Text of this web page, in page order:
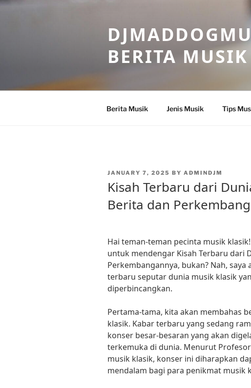
Skip
BERITA
Berita Musik Jenis Musik Tips
POSTED
JANUARY 7, 2025 BY ADMINDJM
Kisah Terbaru dari
Berita dan
Hai teman-teman pecinta musik
untuk mendengar Kisah Terbaru dari
Perkembangannya, bukan? Nah,
terbaru seputar dunia musik klasik
diperbincangkan.
Pertama-tama, kita akan membahas
klasik. Kabar terbaru yang sedang
konser besar-besaran yang akan
terkemuka di dunia. Menurut
musik klasik, konser ini diharapkan
mendalam bagi para penikmat musik